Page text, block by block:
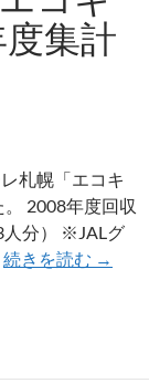
ド
が
発
売
集計
札幌「エコキ
2008年度回収
人分） ※JALグ
続きを読む コ
→